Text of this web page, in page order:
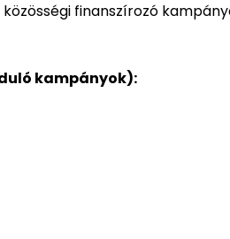
közösségi finanszírozó
kampányok):